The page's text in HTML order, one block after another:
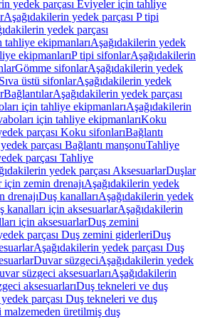
yedek parçası Eviyeler için tahliye
Aşağıdakilerin yedek parçası P tipi
yedek parçası
ekipmanlarıAşağıdakilerin yedek
ekipmanlarıP tipi sifonlarAşağıdakilerin
Gömme sifonlarAşağıdakilerin yedek
üstü sifonlarAşağıdakilerin yedek
BağlantılarAşağıdakilerin yedek parçası
için tahliye ekipmanlarıAşağıdakilerin
için tahliye ekipmanlarıKoku
parçası Koku sifonlarıBağlantı
parçası Bağlantı manşonuTahliye
parçası Tahliye
yedek parçası AksesuarlarDuşlar
için zemin drenajıAşağıdakilerin yedek
drenajıDuş kanallarıAşağıdakilerin yedek
kanalları için aksesuarlarAşağıdakilerin
için aksesuarlarDuş zemini
parçası Duş zemini giderleriDuş
Aşağıdakilerin yedek parçası Duş
Duvar süzgeciAşağıdakilerin yedek
süzgeci aksesuarlarıAşağıdakilerin
aksesuarlarıDuş tekneleri ve duş
parçası Duş tekneleri ve duş
üretilmiş duş